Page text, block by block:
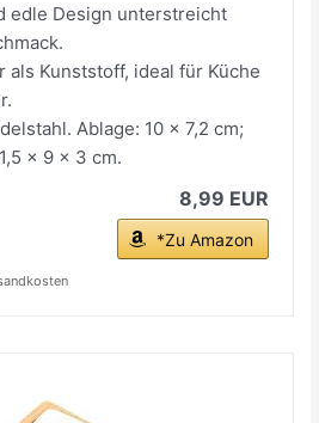
edle Design unterstreicht
als Kunststoff, ideal für Küche
Ablage: 10 x 7,2 cm;
x 9 x 3 cm.
8,99 EUR
*Zu Amazon